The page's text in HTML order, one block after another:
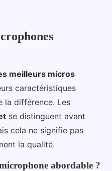
meilleurs micros
caractéristiques
la différence. Les
se distinguent avant
cela ne signifie pas
la qualité.
abordable ?